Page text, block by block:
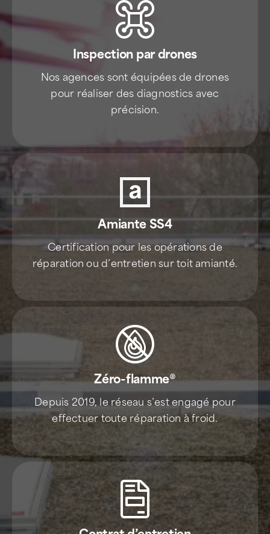
Inspection par drones
Nos agences sont équipées de drones
pour réaliser des diagnostics avec
précision.
Amiante SS4
Certification pour les opérations de
réparation ou d’entretien sur toit amianté.
Zéro-flamme®
Depuis 2019, le réseau s’est engagé pour
effectuer toute réparation à froid.